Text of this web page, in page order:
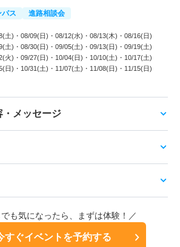
ス 進路相談会
土) ・08/09(日) ・08/12(水) ・08/13(木) ・08/16(日)
土) ・08/30(日) ・09/05(土) ・09/13(日) ・09/19(土)
火) ・09/27(日) ・10/04(日) ・10/10(土) ・10/17(土)
日) ・10/31(土) ・11/07(土) ・11/08(日) ・11/15(日)
・メッセージ
でも気になったら、まずは体験！／
すぐイベントを予約する